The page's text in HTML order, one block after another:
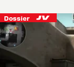
Dossier